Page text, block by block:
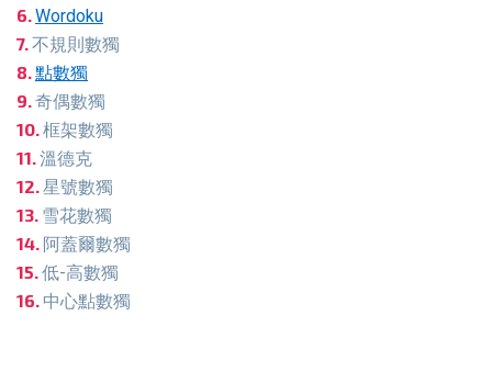
Wordoku
不規則數獨
點數獨
奇偶數獨
框架數獨
溫德克
星號數獨
雪花數獨
阿蓋爾數獨
低-高數獨
中心點數獨